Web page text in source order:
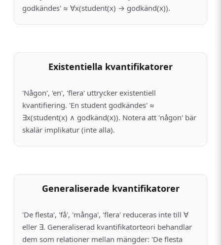
godkändes' ≈ ∀x(student(x) → godkänd(x)).
Existentiella kvantifikatorer
'Någon', 'en', 'flera' uttrycker existentiell
kvantifiering. 'En student godkändes' ≈
∃x(student(x) ∧ godkänd(x)). Notera att 'någon' bär
skalär implikatur (inte alla).
Generaliserade kvantifikatorer
'De flesta', 'få', 'många', 'flera' reduceras inte till ∀
eller ∃. Generaliserad kvantifikatorteori behandlar
dem som relationer mellan mängder: 'De flesta